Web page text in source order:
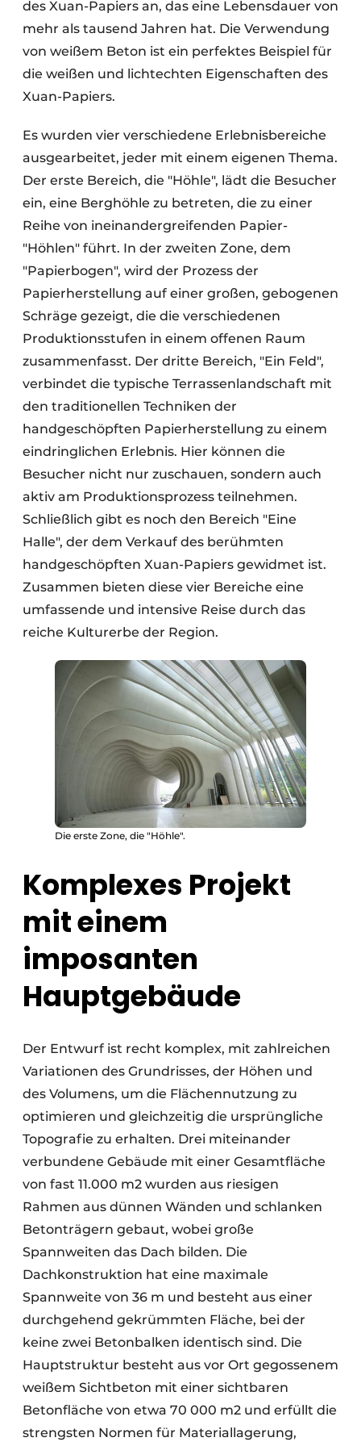
des Xuan-Papiers an, das eine Lebensdauer von
mehr als tausend Jahren hat. Die Verwendung
von weißem Beton ist ein perfektes Beispiel für
die weißen und lichtechten Eigenschaften des
Xuan-Papiers.
Es wurden vier verschiedene Erlebnisbereiche
ausgearbeitet, jeder mit einem eigenen Thema.
Der erste Bereich, die "Höhle", lädt die Besucher
ein, eine Berghöhle zu betreten, die zu einer
Reihe von ineinandergreifenden Papier-
"Höhlen" führt. In der zweiten Zone, dem
"Papierbogen", wird der Prozess der
Papierherstellung auf einer großen, gebogenen
Schräge gezeigt, die die verschiedenen
Produktionsstufen in einem offenen Raum
zusammenfasst. Der dritte Bereich, "Ein Feld",
verbindet die typische Terrassenlandschaft mit
den traditionellen Techniken der
handgeschöpften Papierherstellung zu einem
eindringlichen Erlebnis. Hier können die
Besucher nicht nur zuschauen, sondern auch
aktiv am Produktionsprozess teilnehmen.
Schließlich gibt es noch den Bereich "Eine
Halle", der dem Verkauf des berühmten
handgeschöpften Xuan-Papiers gewidmet ist.
Zusammen bieten diese vier Bereiche eine
umfassende und intensive Reise durch das
reiche Kulturerbe der Region.
Die erste Zone, die "Höhle".
Komplexes Projekt
mit einem
imposanten
Hauptgebäude
Der Entwurf ist recht komplex, mit zahlreichen
Variationen des Grundrisses, der Höhen und
des Volumens, um die Flächennutzung zu
optimieren und gleichzeitig die ursprüngliche
Topografie zu erhalten. Drei miteinander
verbundene Gebäude mit einer Gesamtfläche
von fast 11.000 m2 wurden aus riesigen
Rahmen aus dünnen Wänden und schlanken
Betonträgern gebaut, wobei große
Spannweiten das Dach bilden. Die
Dachkonstruktion hat eine maximale
Spannweite von 36 m und besteht aus einer
durchgehend gekrümmten Fläche, bei der
keine zwei Betonbalken identisch sind. Die
Hauptstruktur besteht aus vor Ort gegossenem
weißem Sichtbeton mit einer sichtbaren
Betonfläche von etwa 70 000 m2 und erfüllt die
strengsten Normen für Materiallagerung,